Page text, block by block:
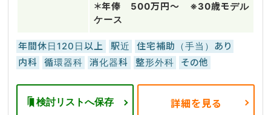
＊年俸 500万円～ ※30歳モデル
ケース
年間休日120日以上 駅近
住宅補助（手当）あり
内科
循環器科 消化器科 整形外科 その他
検討リストへ保存 詳細を見る